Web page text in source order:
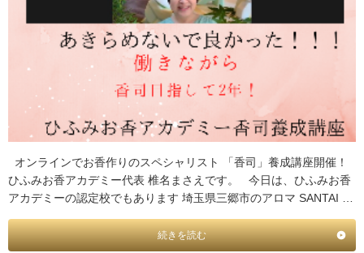
オンラインでお香作りのスペシャリスト 「香司」養成講座開催！
ひふみお香アカデミー代表 椎名まさえです。 今日は、ひふみお香
アカデミーの認定校でもあります 埼玉県三郷市のアロマ SANTAI …
続きを読む